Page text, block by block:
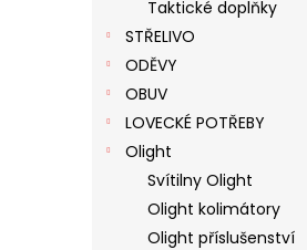
Taktické doplňky
STŘELIVO
ODĚVY
OBUV
LOVECKÉ POTŘEBY
Olight
Svítilny Olight
Olight kolimátory
Olight příslušenství